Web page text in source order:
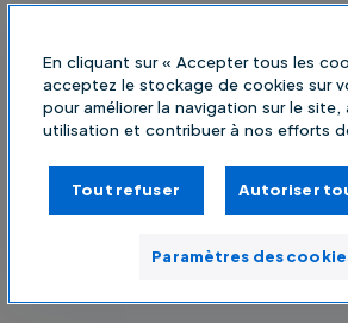
En cliquant sur « Accepter tous les
acceptez le stockage de cookies sur
pour améliorer la navigation sur le site,
utilisation et contribuer à nos efforts
Tout refuser Autoriser
Paramètres des